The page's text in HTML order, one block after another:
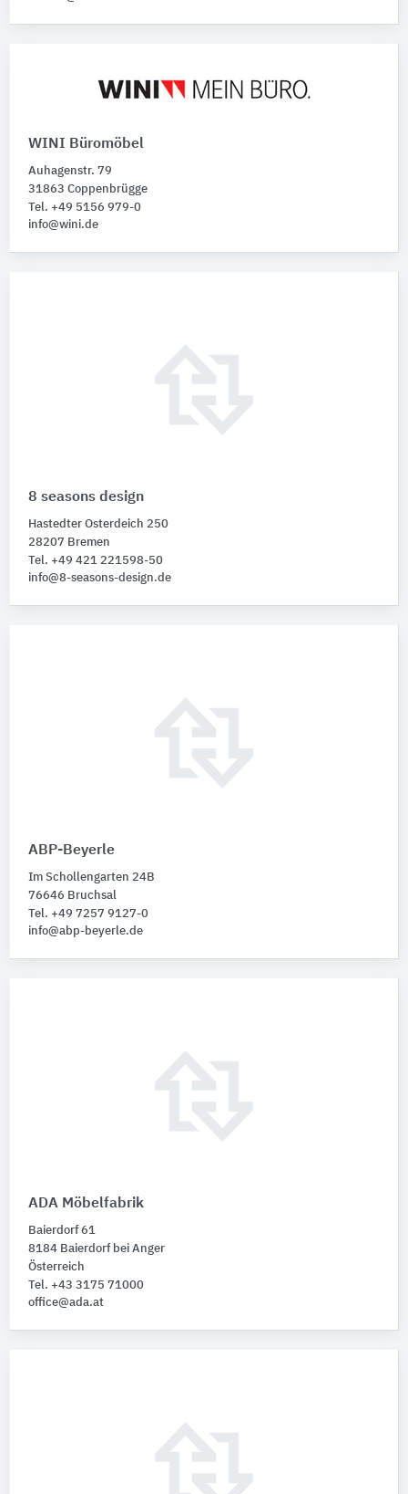
WINI Büromöbel
Auhagenstr. 79
31863 Coppenbrügge
Tel. +49 5156 979-0
info@wini.de
8 seasons design
Hastedter Osterdeich 250
28207 Bremen
Tel. +49 421 221598-50
info@8-seasons-design.de
ABP-Beyerle
Im Schollengarten 24B
76646 Bruchsal
Tel. +49 7257 9127-0
info@abp-beyerle.de
ADA Möbelfabrik
Baierdorf 61
8184 Baierdorf bei Anger
Österreich
Tel. +43 3175 71000
office@ada.at